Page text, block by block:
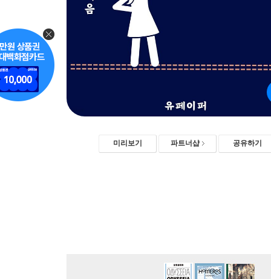
미리보기 파트너샵 공유하기